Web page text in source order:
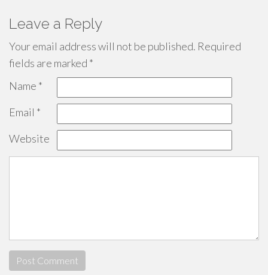
Leave a Reply
Your email address will not be published. Required
fields are marked *
Name *
Email *
Website